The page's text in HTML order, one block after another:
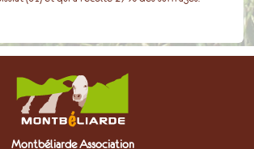
Montbéliarde Association